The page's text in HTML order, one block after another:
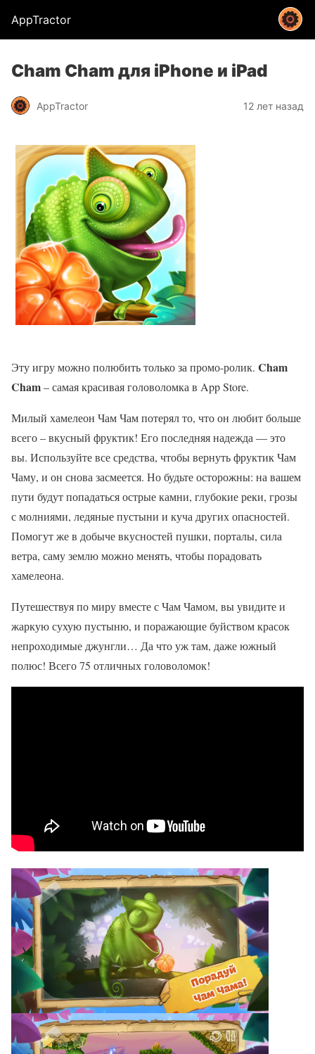
AppTractor
Cham Cham для iPhone и iPad
AppTractor 12 лет назад
Эту игру можно полюбить только за промо-ролик. Cham
Cham– самая красивая головоломка в App Store.
Милый хамелеон Чам Чам потерял то, что он любит больше
всего – вкусный фруктик! Его последняя надежда — это
вы. Используйте все средства, чтобы вернуть фруктик Чам
Чаму, и он снова засмеется. Но будьте осторожны: на вашем
пути будут попадаться острые камни, глубокие реки, грозы
с молниями, ледяные пустыни и куча других опасностей.
Помогут же в добыче вкусностей пушки, порталы, сила
ветра, саму землю можно менять, чтобы порадовать
хамелеона.
Путешествуя по миру вместе с Чам Чамом, вы увидите и
жаркую сухую пустыню, и поражающие буйством красок
непроходимые джунгли… Да что уж там, даже южный
полюс! Всего 75 отличных головоломок!